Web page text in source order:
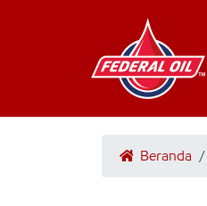
Beranda /